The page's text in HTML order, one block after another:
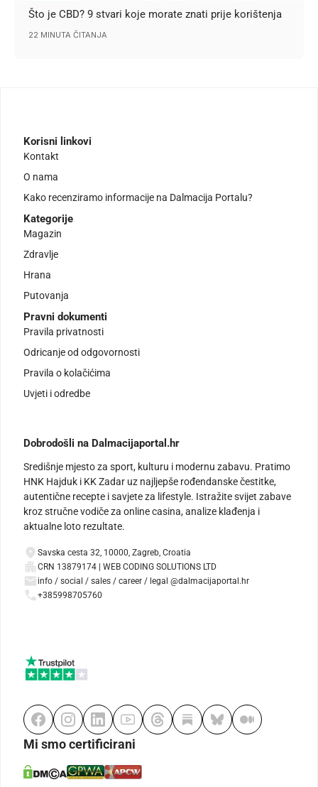
Što je CBD? 9 stvari koje morate znati prije korištenja
22 MINUTA ČITANJA
Korisni linkovi
Kontakt
O nama
Kako recenziramo informacije na Dalmacija Portalu?
Kategorije
Magazin
Zdravlje
Hrana
Putovanja
Pravni dokumenti
Pravila privatnosti
Odricanje od odgovornosti
Pravila o kolačićima
Uvjeti i odredbe
Dobrodošli na Dalmacijaportal.hr
Središnje mjesto za sport, kulturu i modernu zabavu. Pratimo
HNK Hajduk i KK Zadar uz najljepše rođendanske čestitke,
autentične recepte i savjete za lifestyle. Istražite svijet zabave
kroz stručne vodiče za online casina, analize klađenja i
aktualne loto rezultate.
Savska cesta 32, 10000, Zagreb, Croatia
CRN 13879174 | WEB CODING SOLUTIONS LTD
info / social / sales / career / legal @dalmacijaportal.hr
+385998705760
Mi smo certificirani